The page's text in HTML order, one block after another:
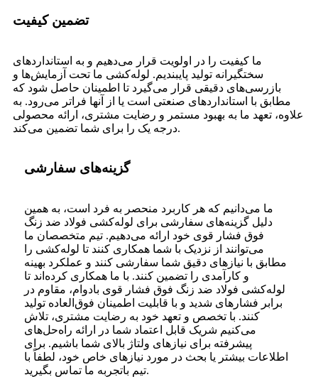
تضمین کیفیت
ما کیفیت را در اولویت قرار می‌دهیم و به استانداردهای
سختگیرانه تولید پایبندیم. لوله‌کشی ما تحت آزمایش‌ها و
بازرسی‌های دقیقی قرار می‌گیرد تا اطمینان حاصل شود که
مطابق با استانداردهای صنعتی است یا از آنها فراتر می‌رود. به
علاوه، تعهد ما به بهبود مستمر و رضایت مشتری، ارائه محصولی
درجه یک را برای شما تضمین می‌کند.
گزینه‌های سفارشی
ما می‌دانیم که هر کاربرد منحصر به فرد است، به همین
دلیل گزینه‌های سفارشی برای لوله‌کشی فولاد ضد زنگ
فوق فشار قوی خود ارائه می‌دهیم. تیم متخصصان ما
می‌توانند از نزدیک با شما همکاری کنند تا لوله‌کشی را
مطابق با نیازهای دقیق شما سفارشی کنند و عملکرد بهینه
و کارآمدی را تضمین کنند. با ما همکاری کرده‌اند تا
لوله‌کشی فولاد ضد زنگ فوق فشار قوی بادوام، مقاوم در
برابر فشارهای شدید و با قابلیت اطمینان فوق‌العاده تولید
کنند. با تخصص و تعهد خود به رضایت مشتری، تلاش
می‌کنیم شریک قابل اعتماد شما در ارائه راه‌حل‌های
پیشرفته برای نیازهای ولتاژ بالای شما باشیم. برای
اطلاعات بیشتر یا بحث در مورد نیازهای خاص خود، لطفاً با
تیم باتجربه ما تماس بگیرید.